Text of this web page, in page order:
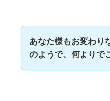
あなた様もお変わり
のようで、何よりで